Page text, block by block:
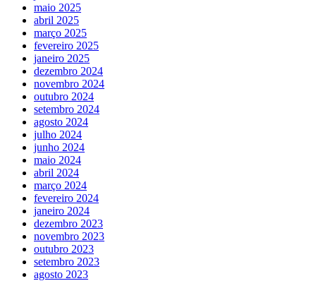
maio 2025
abril 2025
março 2025
fevereiro 2025
janeiro 2025
dezembro 2024
novembro 2024
outubro 2024
setembro 2024
agosto 2024
julho 2024
junho 2024
maio 2024
abril 2024
março 2024
fevereiro 2024
janeiro 2024
dezembro 2023
novembro 2023
outubro 2023
setembro 2023
agosto 2023